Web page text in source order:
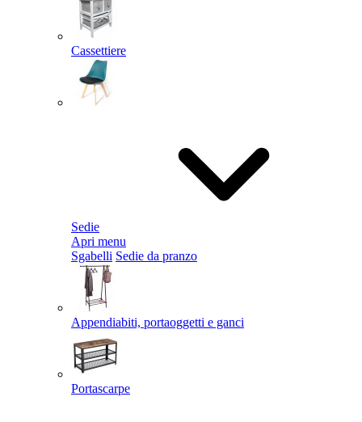
Cassettiere
Sedie
Apri menu
Sgabelli Sedie da pranzo
Appendiabiti, portaoggetti e ganci
Portascarpe